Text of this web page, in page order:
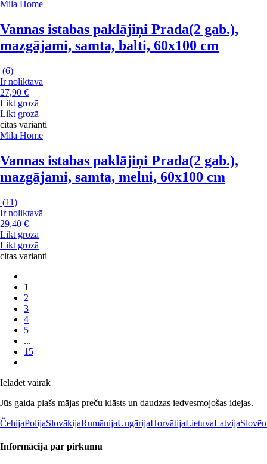
Mila Home
Vannas istabas paklājiņi Prada(2 gab.),
mazgājami, samta, balti, 60x100 cm
(6)
Ir noliktavā
27,90 €
Likt grozā
Likt grozā
citas varianti
Mila Home
Vannas istabas paklājiņi Prada(2 gab.),
mazgājami, samta, melni, 60x100 cm
(11)
Ir noliktavā
29,40 €
Likt grozā
Likt grozā
citas varianti
1
2
3
4
5
...
15
Ielādēt vairāk
Jūs gaida plašs mājas preču klāsts un daudzas iedvesmojošas idejas.
ČehijaPolijaSlovākijaRumānijaUngārijaHorvātijaLietuvaLatvija
Informācija par pirkumu